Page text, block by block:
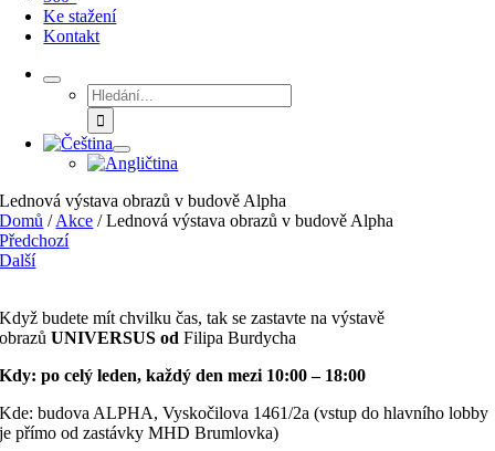
Ke stažení
Kontakt
Hledat:
Lednová výstava obrazů v budově Alpha
Domů /Akce /Lednová výstava obrazů v budově Alpha
Předchozí
Další
Když budete mít chvilku čas, tak se zastavte na výstavě
obrazůUNIVERSUS odFilipa Burdycha
Kdy: po celý leden, každý den mezi 10:00 – 18:00
Kde: budova ALPHA, Vyskočilova 1461/2a (vstup do hlavního lobby
je přímo od zastávky MHD Brumlovka)